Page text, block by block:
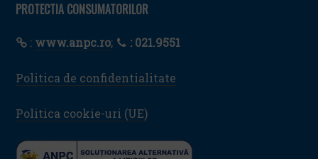
PROTECTIA CONSUMATORILOR
: www.anpc.ro; : 021.9551
Politica de confidentialitate
Politica cookie-uri (UE)